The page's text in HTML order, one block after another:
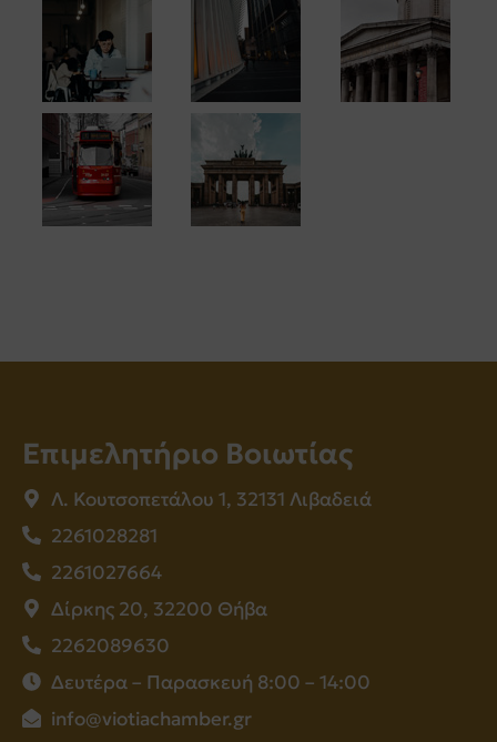
Επιμελητήριο Βοιωτίας
Λ. Κουτσοπετάλου 1, 32131 Λιβαδειά
2261028281
2261027664
Δίρκης 20, 32200 Θήβα
2262089630
Δευτέρα – Παρασκευή 8:00 – 14:00
info@viotiachamber.gr